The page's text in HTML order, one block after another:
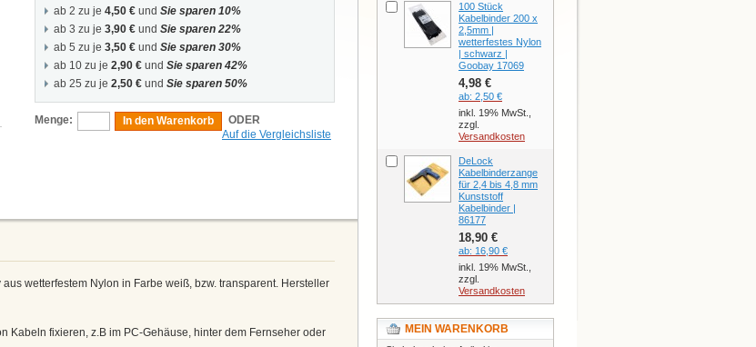
ab 2 zu je 4,50 € und Sie sparen 10%
ab 3 zu je 3,90 € und Sie sparen 22%
ab 5 zu je 3,50 € und Sie sparen 30%
ab 10 zu je 2,90 € und Sie sparen 42%
ab 25 zu je 2,50 € und Sie sparen 50%
Menge: In den Warenkorb
ODER
Auf die Vergleichsliste
wetterfestem Nylon in Farbe weiß, bzw. transparent. Hersteller
Kabeln fixieren, z.B im PC-Gehäuse, hinter dem Fernseher oder
100 Stück
Kabelbinder 200 x
2,5mm |
wetterfestes Nylon
| schwarz |
Goobay 17069
4,98 €
ab: 2,50 €
inkl. 19% MwSt.,
zzgl.
Versandkosten
DeLock
Kabelbinderzange
für 2,4 bis 4,8 mm
Kunststoff
Kabelbinder |
86177
18,90 €
ab: 16,90 €
inkl. 19% MwSt.,
zzgl.
Versandkosten
MEIN WARENKORB